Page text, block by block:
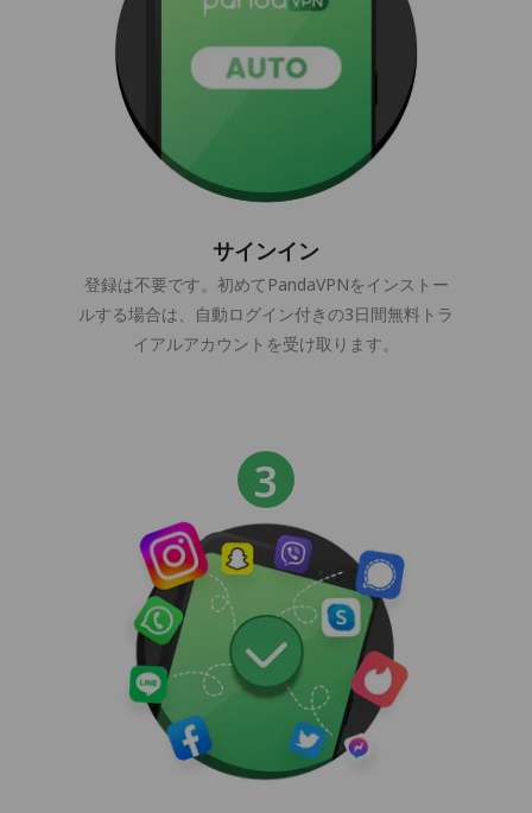
サインイン
登録は不要です。初めてPandaVPNをインストー
ルする場合は、自動ログイン付きの3日間無料トラ
イアルアカウントを受け取ります。